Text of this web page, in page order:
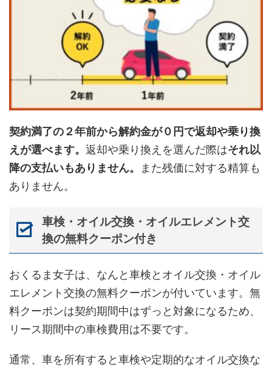
契約満了の２年前から解約金が０円で返却や乗り換
えが選べます。 返却や乗り換えを選んだ際はそれ以
降の支払いもありません。
また残価に対する精算も
ありません。
車検・オイル交換・オイルエレメント交
換の無料クーポン付き
おくるま女子は、なんと車検とオイル交換・オイル
エレメント交換の無料クーポンが付いています。無
料クーポンは契約期間中はずっと対象になるため、
リース期間中の車検費用は不要です。
通常、車を所有すると車検や定期的なオイル交換な